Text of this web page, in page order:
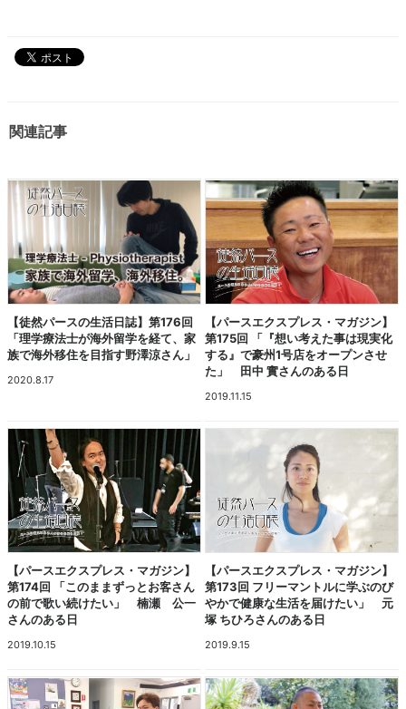
関連記事
【徒然パースの生活日誌】第176回
「理学療法士が海外留学を経て、家
族で海外移住を目指す野澤涼さん」
2020.8.17
【パースエクスプレス・マガジン】
第175回 「『想い考えた事は現実化
する』で豪州1号店をオープンさせ
た」 田中 實さんのある日
2019.11.15
【パースエクスプレス・マガジン】
第174回 「このままずっとお客さん
の前で歌い続けたい」 楠瀬 公一
さんのある日
2019.10.15
【パースエクスプレス・マガジン】
第173回 フリーマントルに学ぶのび
やかで健康な生活を届けたい」 元
塚 ちひろさんのある日
2019.9.15